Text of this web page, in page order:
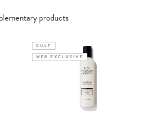
products
CULT
WEB EXCLUSIVE